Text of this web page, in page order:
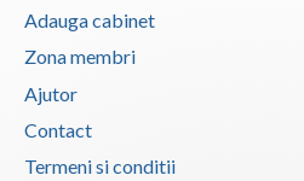
Psihoterapie - Interventie
Adauga cabinet
Zona membri
Ajutor
Contact
Termeni si conditii